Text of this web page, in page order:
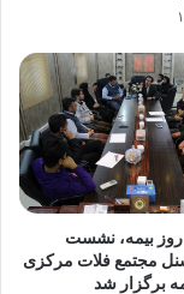
بیمه، نشست
مجتمع فلات مرکزی
برگزار شد